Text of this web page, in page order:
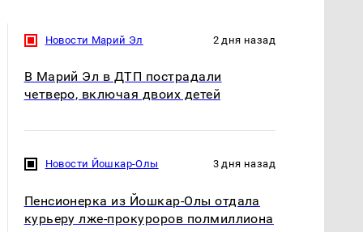
Новости Марий Эл 2 дня назад
В Марий Эл в ДТП пострадали
четверо, включая двоих детей
Новости Йошкар-Олы 3 дня назад
Пенсионерка из Йошкар-Олы отдала
курьеру лже-прокуроров полмиллиона